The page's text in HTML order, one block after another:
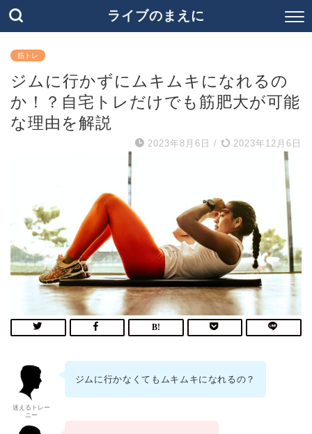
ライブのまえに
筋トレ
ジムに行かずにムキムキになれるの
か！？自宅トレだけでも筋肥大が可能
な理由を解説
2023年8月6日 / 2023年12月6日
迷えるトレー
ニー
ジムに行かなくてもムキムキになれるの？